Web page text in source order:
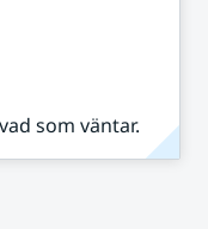
som väntar.